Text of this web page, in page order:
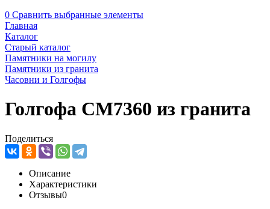
0 Сравнить выбранные элементы
Главная
Каталог
Старый каталог
Памятники на могилу
Памятники из гранита
Часовни и Голгофы
Голгофа CM7360 из гранита
Поделиться
Описание
Характеристики
Отзывы0